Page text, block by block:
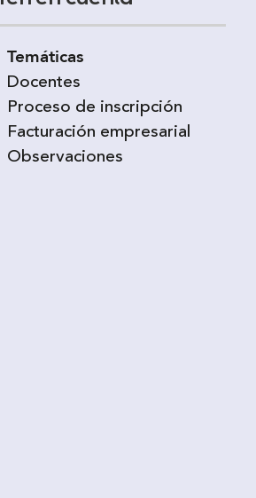
Temáticas
Docentes
Proceso de inscripción
Facturación empresarial
Observaciones